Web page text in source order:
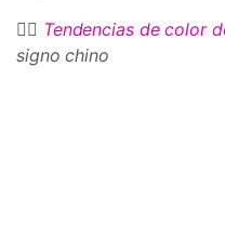
💇‍♀️ Tendencias de color
signo chino